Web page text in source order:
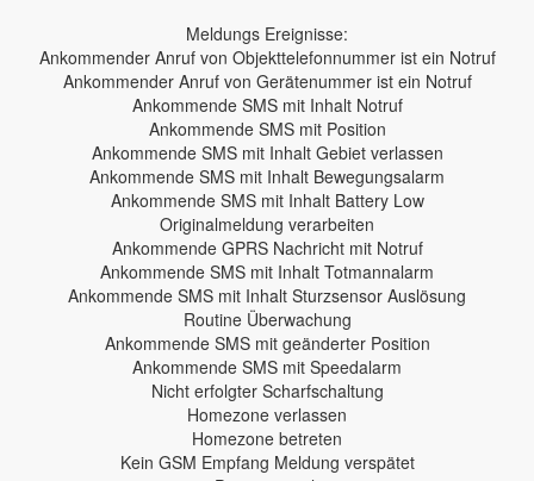
Meldungs Ereignisse:
Ankommender Anruf von Objekttelefonnummer ist ein Notruf
Ankommender Anruf von Gerätenummer ist ein Notruf
Ankommende SMS mit Inhalt Notruf
Ankommende SMS mit Position
Ankommende SMS mit Inhalt Gebiet verlassen
Ankommende SMS mit Inhalt Bewegungsalarm
Ankommende SMS mit Inhalt Battery Low
Originalmeldung verarbeiten
Ankommende GPRS Nachricht mit Notruf
Ankommende SMS mit Inhalt Totmannalarm
Ankommende SMS mit Inhalt Sturzsensor Auslösung
Routine Überwachung
Ankommende SMS mit geänderter Position
Ankommende SMS mit Speedalarm
Nicht erfolgter Scharfschaltung
Homezone verlassen
Homezone betreten
Kein GSM Empfang Meldung verspätet